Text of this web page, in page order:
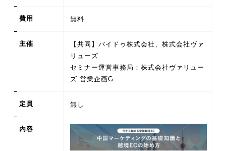
費用 無料
主催
【共同】バイドゥ株式会社、株式会社ヴァ
リューズ
セミナー運営事務局：株式会社ヴァリュー
ズ 営業企画G
定員 無し
内容